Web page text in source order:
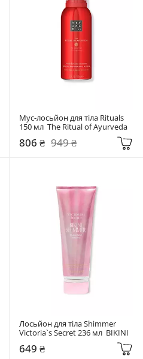
Мус-лосьйон для тіла Rituals
150 мл  The Ritual of Ayurveda
806 ₴ 949 ₴
Лосьйон для тіла Shimmer
Victoria`s Secret 236 мл  BIKINI
649 ₴